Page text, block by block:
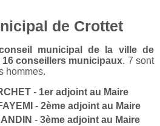
de Crottet
municipal de la ville de
conseillers municipaux. 7 sont
hommes.
- 1er adjoint au Maire
- 2ème adjoint au Maire
- 3ème adjoint au Maire